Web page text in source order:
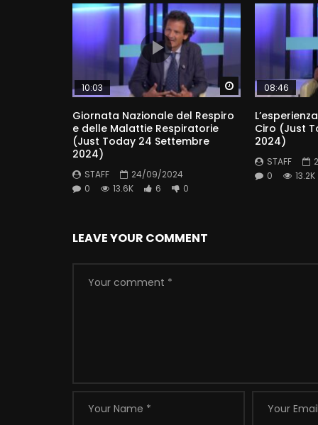
Watch Later
10:03
Giornata Nazionale del Respiro
e delle Malattie Respiratorie
(Just Today 24 Settembre
2024)
STAFF
24/09/2024
0
13.6K 6 0
08:46
Ciro (Just
2024)
STAFF
0
13.2K
LEAVE YOUR COMMENT